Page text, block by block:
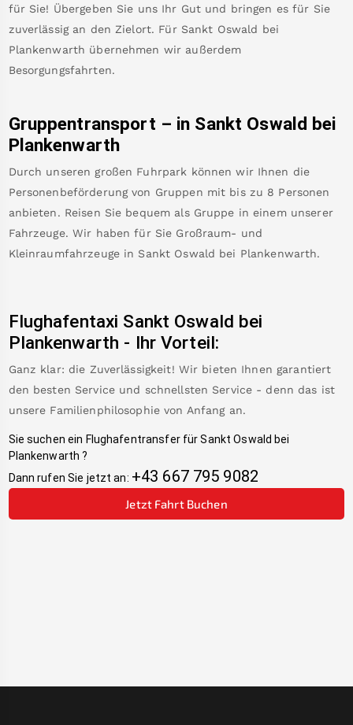
für Sie! Übergeben Sie uns Ihr Gut und bringen es für Sie
zuverlässig an den Zielort. Für Sankt Oswald bei
Plankenwarth übernehmen wir außerdem
Besorgungsfahrten.
Gruppentransport – in Sankt Oswald bei
Plankenwarth
Durch unseren großen Fuhrpark können wir Ihnen die
Personenbeförderung von Gruppen mit bis zu 8 Personen
anbieten. Reisen Sie bequem als Gruppe in einem unserer
Fahrzeuge. Wir haben für Sie Großraum- und
Kleinraumfahrzeuge in Sankt Oswald bei Plankenwarth.
Flughafentaxi Sankt Oswald bei
Plankenwarth - Ihr Vorteil:
Ganz klar: die Zuverlässigkeit! Wir bieten Ihnen garantiert
den besten Service und schnellsten Service - denn das ist
unsere Familienphilosophie von Anfang an.
Sie suchen ein Flughafentransfer für Sankt Oswald bei
Plankenwarth ?
Dann rufen Sie jetzt an: +43 667 795 9082
Jetzt Fahrt Buchen